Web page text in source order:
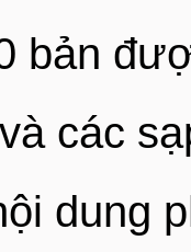
bản
các
dung